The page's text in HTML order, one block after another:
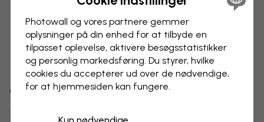
Viser side 1 af 1 sider
Opdag flere kategorier
Photowall og vores partnere gemmer
oplysninger på din enhed for at tilbyde en
tilpasset oplevelse, aktivere besøgs­statistikker
og personlig markedsføring. Du styrer, hvilke
cookies du accepterer ud over de nødvendige,
for at hjemmesiden kan fungere.